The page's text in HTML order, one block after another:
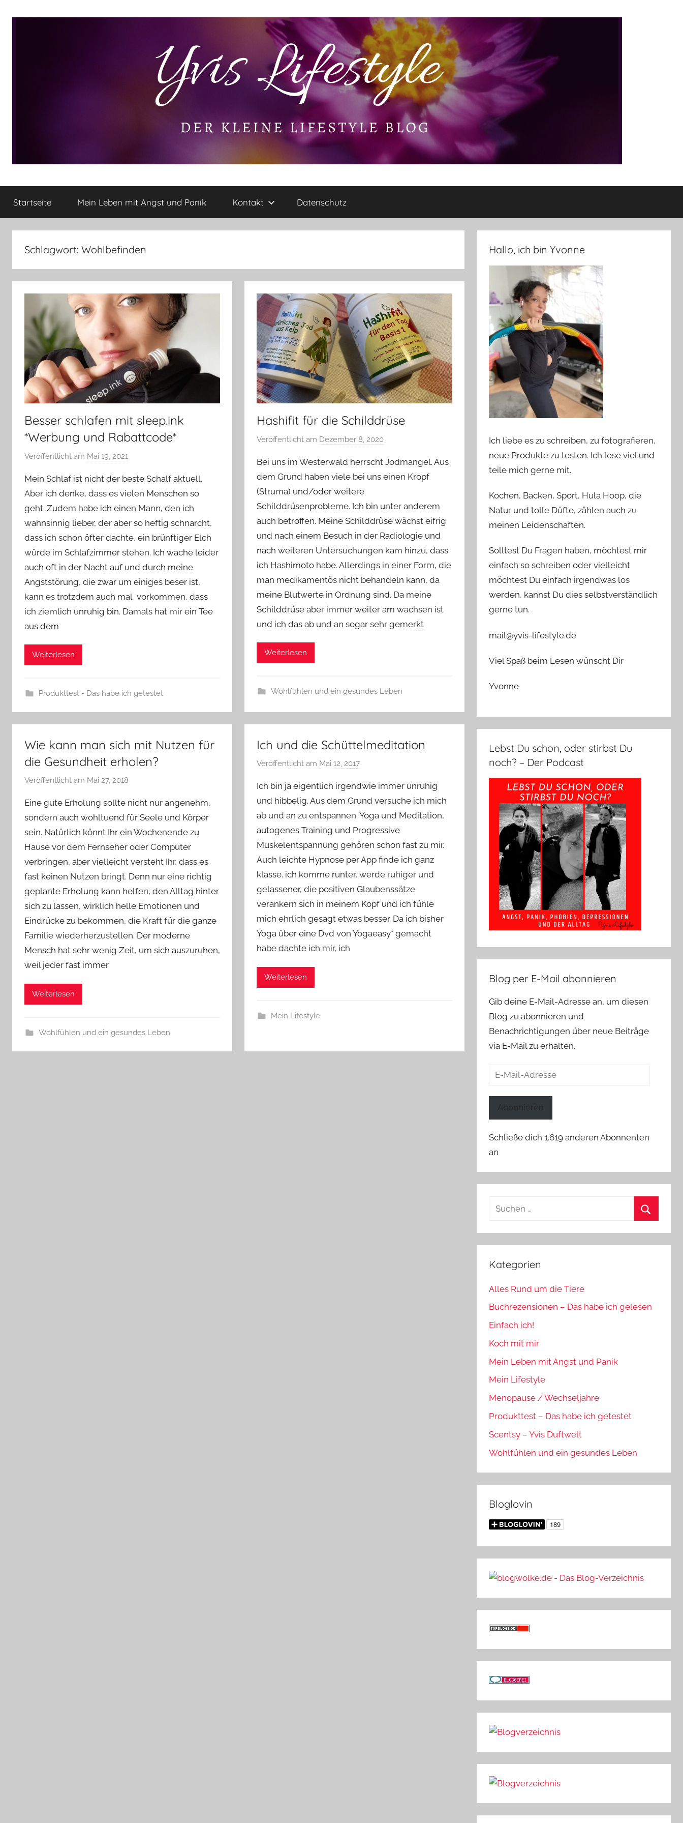
Yvis
Lifestyle
kleine
Lifestyle
Rezensionen,
Produkttests
und
vieles
Startseite Mein Leben mit Angst und Panik Kontakt Datenschutz
Schlagwort: Wohlbefinden
Besser schlafen mit sleep.ink
*Werbung und Rabattcode*
Veröffentlicht am Mai 19, 2021
n
Y
v
o
n
n
Mein Schlaf ist nicht der beste Schalf aktuell.
Aber ich denke, dass es vielen Menschen so
geht. Zudem habe ich einen Mann, den ich
wahnsinnig lieber, der aber so heftig schnarcht,
dass ich schon öfter dachte, ein brünftiger Elch
würde im Schlafzimmer stehen. Ich wache leider
auch oft in der Nacht auf und durch meine
Angststörung, die zwar um einiges beser ist,
kann es trotzdem auch mal vorkommen, dass
ich ziemlich unruhig bin. Damals hat mir ein Tee
aus dem
Weiterlesen
Produkttest - Das habe ich getestet
Hashifit für die Schilddrüse
Veröffentlicht am Dezember 8, 2020
n
Y
o
n
n
e
Bei uns im Westerwald herrscht Jodmangel. Aus
dem Grund haben viele bei uns einen Kropf
(Struma) und/oder weitere
Schilddrüsenprobleme. Ich bin unter anderem
auch betroffen. Meine Schilddrüse wächst eifrig
und nach einem Besuch in der Radiologie und
nach weiteren Untersuchungen kam hinzu, dass
ich Hashimoto habe. Allerdings in einer Form, die
man medikamentös nicht behandeln kann, da
meine Blutwerte in Ordnung sind. Da meine
Schilddrüse aber immer weiter am wachsen ist
und ich das ab und an sogar sehr gemerkt
Weiterlesen
Wohlfühlen und ein gesundes Leben
Wie kann man sich mit Nutzen für
die Gesundheit erholen?
Veröffentlicht am Mai 27, 2018
n
Y
v
o
n
n
Eine gute Erholung sollte nicht nur angenehm,
sondern auch wohltuend für Seele und Körper
sein. Natürlich könnt Ihr ein Wochenende zu
Hause vor dem Fernseher oder Computer
verbringen, aber vielleicht versteht Ihr, dass es
fast keinen Nutzen bringt. Denn nur eine richtig
geplante Erholung kann helfen, den Alltag hinter
sich zu lassen, wirklich helle Emotionen und
Eindrücke zu bekommen, die Kraft für die ganze
Familie wiederherzustellen. Der moderne
Mensch hat sehr wenig Zeit, um sich auszuruhen,
weil jeder fast immer
Weiterlesen
Wohlfühlen und ein gesundes Leben
Ich und die Schüttelmeditation
Veröffentlicht am Mai 12, 2017
n
Y
v
o
n
n
Ich bin ja eigentlich irgendwie immer unruhig
und hibbelig. Aus dem Grund versuche ich mich
ab und an zu entspannen. Yoga und Meditation,
autogenes Training und Progressive
Muskelentspannung gehören schon fast zu mir.
Auch leichte Hypnose per App finde ich ganz
klasse. ich komme runter, werde ruhiger und
gelassener, die positiven Glaubenssätze
verankern sich in meinem Kopf und ich fühle
mich ehrlich gesagt etwas besser. Da ich bisher
Yoga über eine Dvd von Yogaeasy* gemacht
habe dachte ich mir, ich
Weiterlesen
Mein Lifestyle
Hallo, ich bin Yvonne
Ich liebe es zu schreiben, zu fotografieren,
neue Produkte zu testen. Ich lese viel und
teile mich gerne mit.
Kochen, Backen, Sport, Hula Hoop, die
Natur und tolle Düfte, zählen auch zu
meinen Leidenschaften.
Solltest Du Fragen haben, möchtest mir
einfach so schreiben oder vielleicht
möchtest Du einfach irgendwas los
werden, kannst Du dies selbstverständlich
gerne tun.
mail@yvis-lifestyle.de
Viel Spaß beim Lesen wünscht Dir
Yvonne
Lebst Du schon, oder stirbst Du
noch? – Der Podcast
Blog per E-Mail abonnieren
Gib deine E-Mail-Adresse an, um diesen
Blog zu abonnieren und
Benachrichtigungen über neue Beiträge
via E-Mail zu erhalten.
E-
Abonnieren
Schließe dich 1.619 anderen Abonnenten
an
Suchen
Kategorien
Alles Rund um die Tiere
Buchrezensionen – Das habe ich gelesen
Einfach ich!
Koch mit mir
Mein Leben mit Angst und Panik
Mein Lifestyle
Menopause / Wechseljahre
Produkttest – Das habe ich getestet
Scentsy – Yvis Duftwelt
Wohlfühlen und ein gesundes Leben
Bloglovin